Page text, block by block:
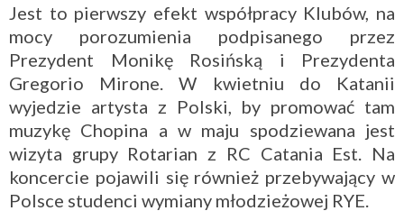
Jest to pierwszy efekt współpracy Klubów, na
mocy porozumienia podpisanego przez
Prezydent Monikę Rosińską i Prezydenta
Gregorio Mirone. W kwietniu do Katanii
wyjedzie artysta z Polski, by promować tam
muzykę Chopina a w maju spodziewana jest
wizyta grupy Rotarian z RC Catania Est. Na
koncercie pojawili się również przebywający w
Polsce studenci wymiany młodzieżowej RYE.